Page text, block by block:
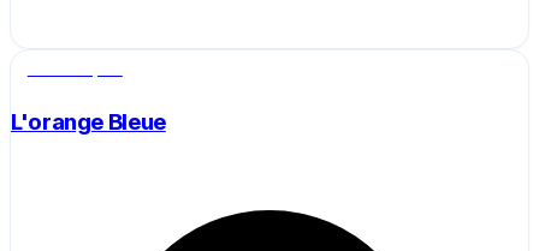
L'orange Bleue